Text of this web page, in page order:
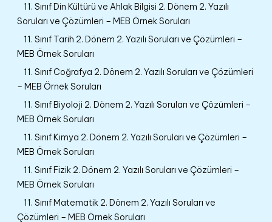
11. Sınıf Din Kültürü ve Ahlak Bilgisi 2. Dönem 2. Yazılı
Soruları ve Çözümleri – MEB Örnek Soruları
11. Sınıf Tarih 2. Dönem 2. Yazılı Soruları ve Çözümleri –
MEB Örnek Soruları
11. Sınıf Coğrafya 2. Dönem 2. Yazılı Soruları ve Çözümleri
– MEB Örnek Soruları
11. Sınıf Biyoloji 2. Dönem 2. Yazılı Soruları ve Çözümleri –
MEB Örnek Soruları
11. Sınıf Kimya 2. Dönem 2. Yazılı Soruları ve Çözümleri –
MEB Örnek Soruları
11. Sınıf Fizik 2. Dönem 2. Yazılı Soruları ve Çözümleri –
MEB Örnek Soruları
11. Sınıf Matematik 2. Dönem 2. Yazılı Soruları ve
Çözümleri – MEB Örnek Soruları